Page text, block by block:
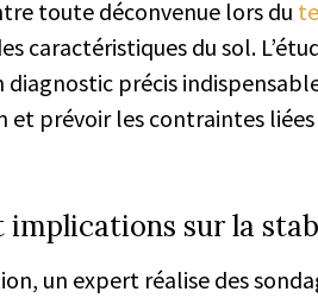
toute déconvenue lors du
caractéristiques du sol.
diagnostic précis
et prévoir les contraintes
implications sur la
un expert réalise des